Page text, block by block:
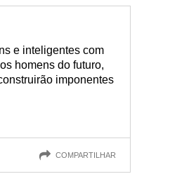
e inteligentes com
homens do futuro,
imponentes
COMPARTILHAR